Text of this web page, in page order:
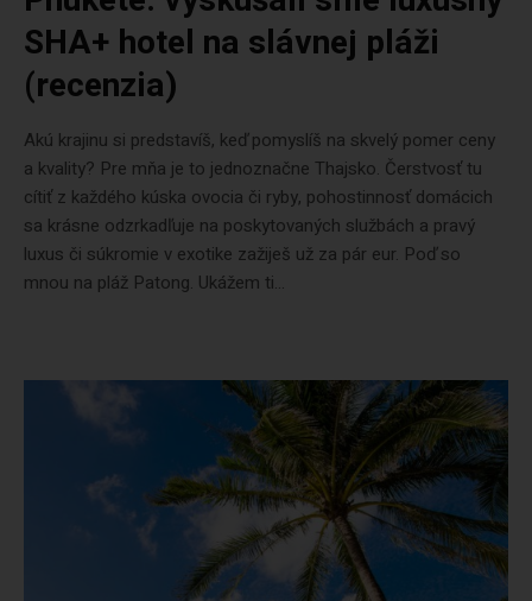
SHA+ hotel na slávnej pláži
(recenzia)
Akú krajinu si predstavíš, keď pomyslíš na skvelý pomer ceny
a kvality? Pre mňa je to jednoznačne Thajsko. Čerstvosť tu
cítiť z každého kúska ovocia či ryby, pohostinnosť domácich
sa krásne odzrkadľuje na poskytovaných službách a pravý
luxus či súkromie v exotike zažiješ už za pár eur. Poď so
mnou na pláž Patong. Ukážem ti...